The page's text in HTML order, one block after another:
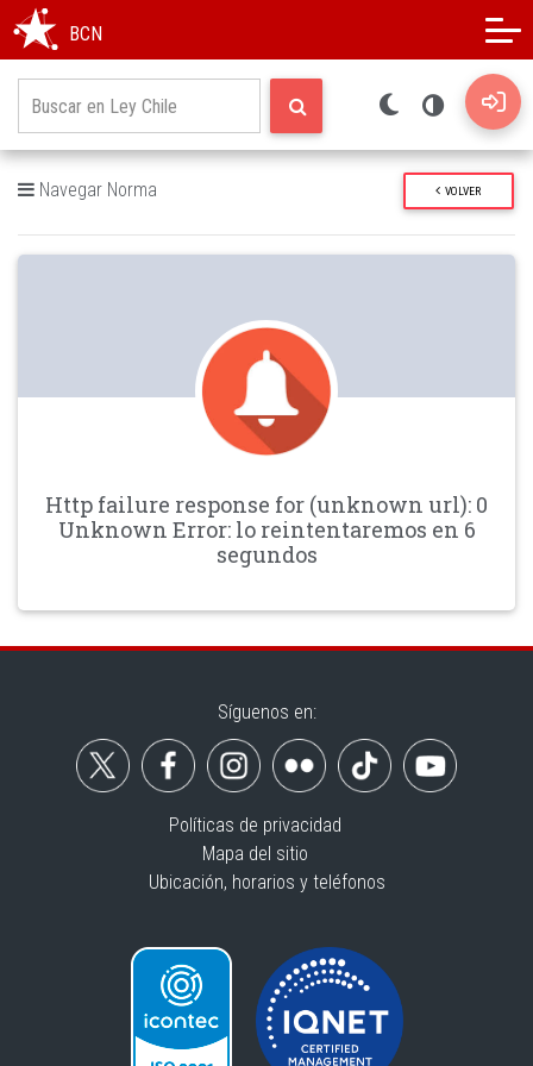
BCN
Navegar Norma VOLVER
Http failure response for (unknown url): 0
Unknown Error: lo reintentaremos en 6
segundos
Síguenos en:
Políticas de privacidad
Mapa del sitio
Ubicación, horarios y teléfonos